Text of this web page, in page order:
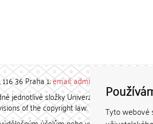
Tyto
36 Praha 1;email: admin-repozitar [at]
jednotlivé složky Univerzity Karlovy. /
of the copyright law.